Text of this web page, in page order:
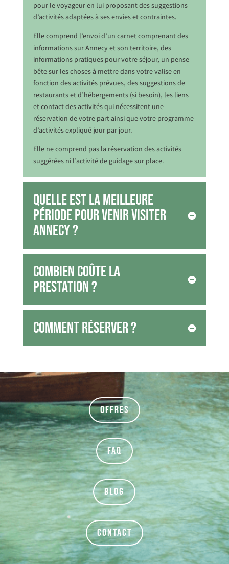
pour le voyageur en lui proposant des suggestions
d’activités adaptées à ses envies et contraintes.
Elle comprend l’envoi d’un carnet comprenant des
informations sur Annecy et son territoire, des
informations pratiques pour votre séjour, un pense-
bête sur les choses à mettre dans votre valise en
fonction des activités prévues, des suggestions de
restaurants et d’hébergements (si besoin), les liens
et contact des activités qui nécessitent une
réservation de votre part ainsi que votre programme
d’activités expliqué jour par jour.
Elle ne comprend pas la réservation des activités
suggérées ni l’activité de guidage sur place.
Quelle est la meilleure
période pour venir visiter
Annecy ?
Combien coûte la
prestation ?
Comment réserver ?
Offres
FAQ
BLOG
Contact